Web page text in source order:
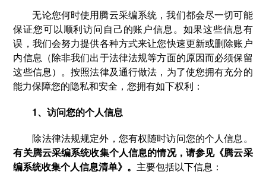
无论您何时使用腾云采编系统，我们都会尽一切可能
保证您可以顺利访问自己的账户信息。如果这些信息有
误，我们会努力提供各种方式来让您快速更新或删除账户
内信息（除非我们出于法律法规等方面的原因而必须保留
这些信息）。按照法律及通行做法，为了使您拥有充分的
能力保障您的隐私和安全，您拥有如下权利：
1、访问您的个人信息
除法律法规规定外，您有权随时访问您的个人信息。
有关腾云采编系统收集个人信息的情况，请参见《腾云采
编系统收集个人信息清单》。 主要包括以下信息：